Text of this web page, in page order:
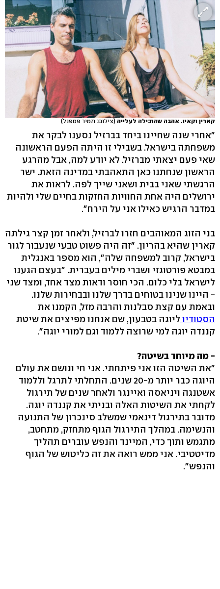
קארין וקאיו. אהבה שהובילה לעלייה(צילום: תמיר פמפנל)
"אחרי שנה שחיינו ביחד בברזיל נסענו לבקר את
משפחתה בישראל. בשבילי זו היתה הפעם הראשונה
שאי פעם יצאתי מברזיל. לא יודע למה, אבל מהרגע
הראשון שנחתנו כאן התאהבתי במדינה הזאת. ישר
הרגשתי שאני בבית ושאני שייך לפה. לראות את
ירושלים היה אחת החוויות החזקות בחיים שלי ולהיות
במדבר הרגיש כאילו אני על הירח".
בני הזוג המאוהבים חזרו לברזיל, ולאחר זמן קצר גילתה
קארין שהיא בהריון. "זה היה פשוט טבעי שנעבור לגור
בישראל, קרוב למשפחה שלה", הוא מספר באנגלית
במבטא פורטוגזי ושברי מילים בעברית. "בעצם הגענו
לישראל בלי כלום. הכי חוסר ודאות מצד אחד, ומצד שני
- היינו שנינו בטוחים בדרך שלנו ובבחירות שלנו.
ובאמת עם קצת סבלנות והרבה מזל, הקמנו את
הסטודיו ליוגה בטבעון, שם אנחנו מפיצים את שיטת
קננדה יוגה למי שרוצה ללמוד וגם למורי יוגה".
- מה מיוחד בשיטה?
"את השיטה הזו אני פיתחתי. אני חי ונושם את עולם
היוגה כבר יותר מ-20 שנים. התחלתי לתרגל וללמוד
אשטנגה ויניאסה ואיינגר ולאחר שנים של תירגול
לקחתי את השיטות האלה ובניתי את קננדה יוגה.
מדובר בתירגול דינאמי שמשלב סינכרון של התנועה
והנשימה. במהלך התירגול הגוף מתחזק, מתחטב,
מתגמש ותוך כדי, המיינד והנפש עוברים תהליך
מדיטטיבי. אני ממש רואה את זה כליטוש של הגוף
והנפש".